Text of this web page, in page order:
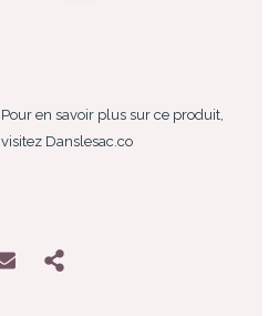
Pour en savoir plus sur ce produit,
visitez Danslesac.co